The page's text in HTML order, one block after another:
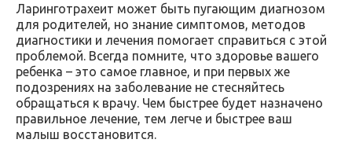
Ларинготрахеит может быть пугающим диагнозом
для родителей, но знание симптомов, методов
диагностики и лечения помогает справиться с этой
проблемой. Всегда помните, что здоровье вашего
ребенка – это самое главное, и при первых же
подозрениях на заболевание не стесняйтесь
обращаться к врачу. Чем быстрее будет назначено
правильное лечение, тем легче и быстрее ваш
малыш восстановится.